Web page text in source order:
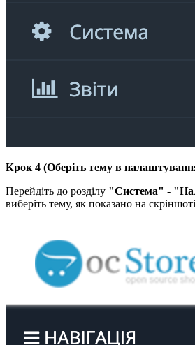
Крок 4 (Оберіть тему в
Перейдіть до розділу "Система" -
виберіть тему, як показано на